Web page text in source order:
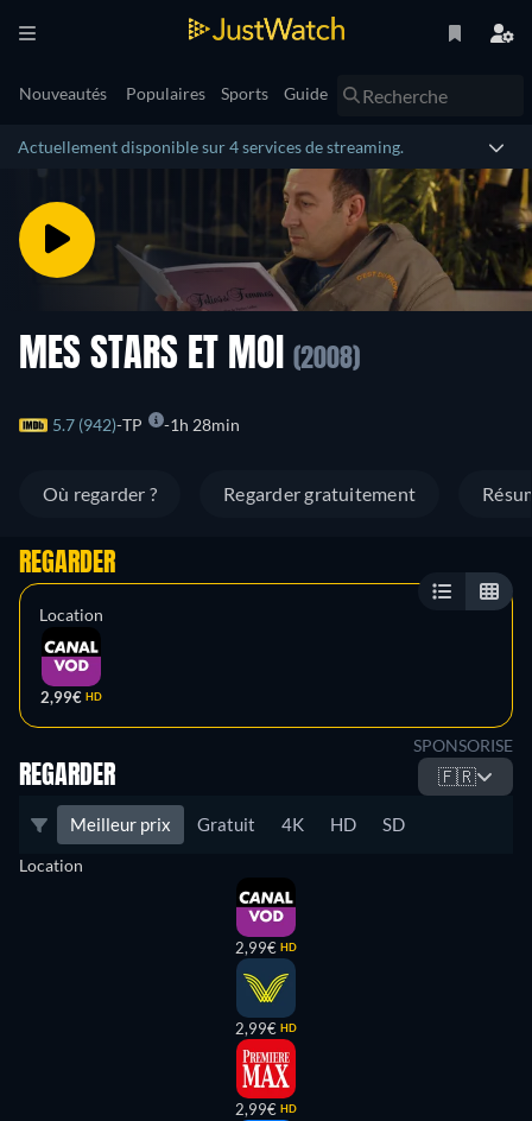
Nouveautés Populaires Sports Guide
Actuellement disponible sur 4 services de streaming.
MES STARS ET MOI (2008)
5.7 (942) TP 1h 28min
Où regarder ? Regarder gratuitement
REGARDER
Location
2,99€ HD
SPONSORISE
REGARDER 🇫🇷
Meilleur prix Gratuit 4K HD SD
Location
2,99€ HD
2,99€ HD
2,99€ HD